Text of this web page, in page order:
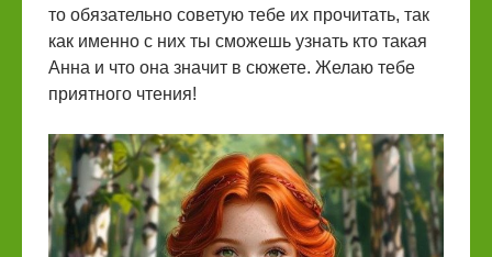
то обязательно советую тебе их прочитать, так
как именно с них ты сможешь узнать кто такая
Анна и что она значит в сюжете. Желаю тебе
приятного чтения!